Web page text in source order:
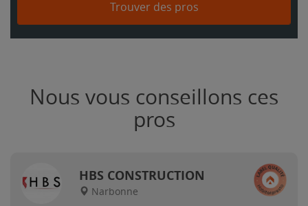
Trouver des pros
Nous vous conseillons ces
pros
HBS CONSTRUCTION
Narbonne